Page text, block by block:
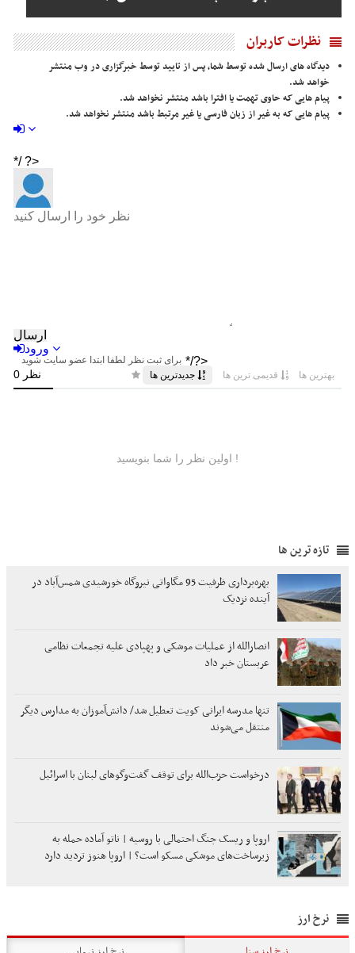
نظرات کاربران
دیدگاه های ارسال شده توسط شما، پس از تایید توسط خبرگزاری در وب منتشر
خواهد شد.
پیام هایی که حاوی تهمت یا افترا باشد منتشر نخواهد شد.
پیام هایی که به غیر از زبان فارسی یا غیر مرتبط باشد منتشر نخواهد شد.
تازه ترین ها
بهره‌برداری ظرفیت 95 مگاواتی نیروگاه خورشیدی شمس‌آباد در
آینده نزدیک
انصارالله از عملیات موشکی و پهپادی علیه تجمعات نظامی
عربستان خبر داد
تنها مدرسه ایرانی کویت تعطیل شد/ دانش‌آموزان به مدارس دیگر
منتقل می‌شوند
درخواست حزب‌الله برای توقف گفت‌وگوهای لبنان با اسرائیل
اروپا و ریسک جنگ احتمالی با روسیه | ناتو آماده حمله به
زیرساخت‌های موشکی مسکو است؟ | اروپا هنوز تردید دارد
نرخ ارز